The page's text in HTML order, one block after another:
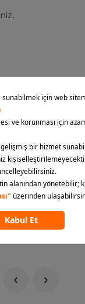
kumaş teknolojileri
Barcin.com